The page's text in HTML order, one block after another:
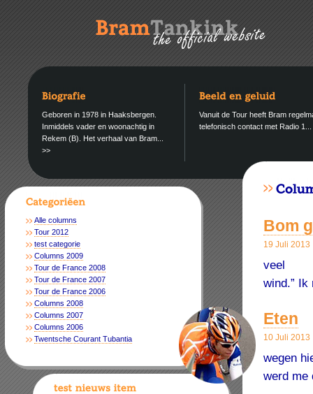
Geboren in 1978 in Haaksbergen.
Inmiddels vader en woonachtig in
Rekem (B). Het verhaal van Bram...
>>
Vanuit de Tour heeft Bram
telefonisch contact met Radio 1...
Alle columns
Tour 2012
test categorie
Columns 2009
Tour de France 2008
Tour de France 2007
Tour de France 2006
Columns 2008
Columns 2007
Columns 2006
Twentsche Courant Tubantia
Bom
19 Juli 2013
veel
wind.”
Eten
10 Juli 2013
wegen
werd me